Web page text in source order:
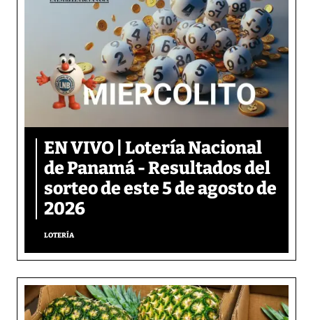
EN VIVO | Lotería Nacional
de Panamá - Resultados del
sorteo de este 5 de agosto de
2026
LOTERÍA